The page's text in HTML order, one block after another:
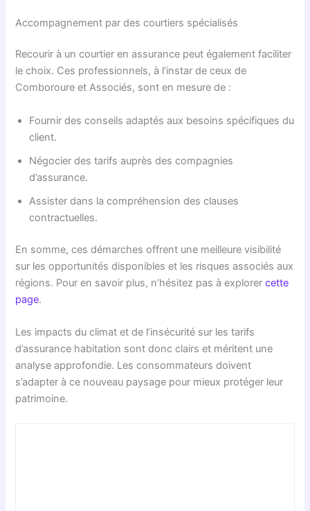
Accompagnement par des courtiers spécialisés
Recourir à un courtier en assurance peut également faciliter
le choix. Ces professionnels, à l’instar de ceux de
Comboroure et Associés, sont en mesure de :
Fournir des conseils adaptés aux besoins spécifiques du
client.
Négocier des tarifs auprès des compagnies
d’assurance.
Assister dans la compréhension des clauses
contractuelles.
En somme, ces démarches offrent une meilleure visibilité
sur les opportunités disponibles et les risques associés aux
régions. Pour en savoir plus, n’hésitez pas à explorercette
page.
Les impacts du climat et de l’insécurité sur les tarifs
d’assurance habitation sont donc clairs et méritent une
analyse approfondie. Les consommateurs doivent
s’adapter à ce nouveau paysage pour mieux protéger leur
patrimoine.